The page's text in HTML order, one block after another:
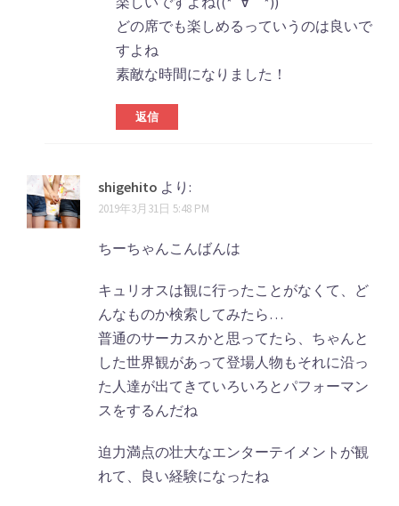
どの席でも楽しめるっていうのは良いで
すよね
素敵な時間になりました！
返信
shigehito より:
2019年3月31日 5:48 PM
ちーちゃんこんばんは
キュリオスは観に行ったことがなくて、ど
んなものか検索してみたら…
普通のサーカスかと思ってたら、ちゃんと
した世界観があって登場人物もそれに沿っ
た人達が出てきていろいろとパフォーマン
スをするんだね
迫力満点の壮大なエンターテイメントが観
れて、良い経験になったね